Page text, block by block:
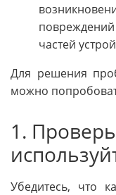
повреждений
частей
Для решения
можно
1.
Убедитесь, что